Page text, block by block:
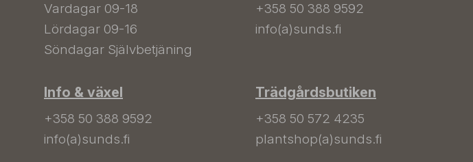
Vardagar 09-18
Lördagar 09-16
Söndagar Självbetjäning
Info & växel
+358 50 388 9592
info(a)sunds.fi
+358 50 388 9592
info(a)sunds.fi
Trädgårdsbutiken
+358 50 572 4235
plantshop(a)sunds.fi